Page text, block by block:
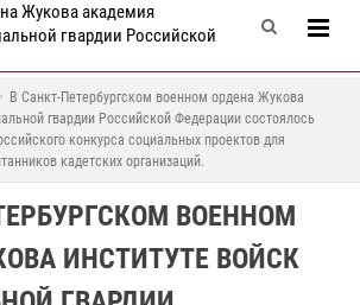
Жукова академия
гвардии Российской
В Санкт-Петербургском военном ордена Жукова
гвардии Российской Федерации состоялось
конкурса социальных проектов для
кадетских организаций.
ВОЕННОМ
ИНСТИТУТЕ ВОЙСК